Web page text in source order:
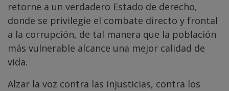
retorne a un verdadero Estado de derecho,
donde se privilegie el combate directo y frontal
a la corrupción, de tal manera que la población
más vulnerable alcance una mejor calidad de
vida.
Alzar la voz contra las injusticias, contra los